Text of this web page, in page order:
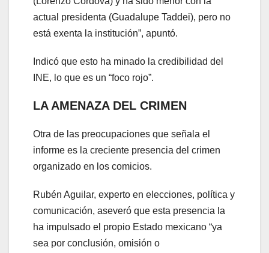
actual presidenta (Guadalupe Taddei), pero no
está exenta la institución”, apuntó.
Indicó que esto ha minado la credibilidad del
INE, lo que es un “foco rojo”.
LA AMENAZA DEL CRIMEN
Otra de las preocupaciones que señala el
informe es la creciente presencia del crimen
organizado en los comicios.
Rubén Aguilar, experto en elecciones, política y
comunicación, aseveró que esta presencia la
ha impulsado el propio Estado mexicano “ya
sea por conclusión, omisión o